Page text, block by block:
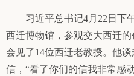
习近平总书记4月 22 日下
西迁博物馆，参观交大西迁
会见了14位西迁老教授。他
信，“看了你们的信我非常感